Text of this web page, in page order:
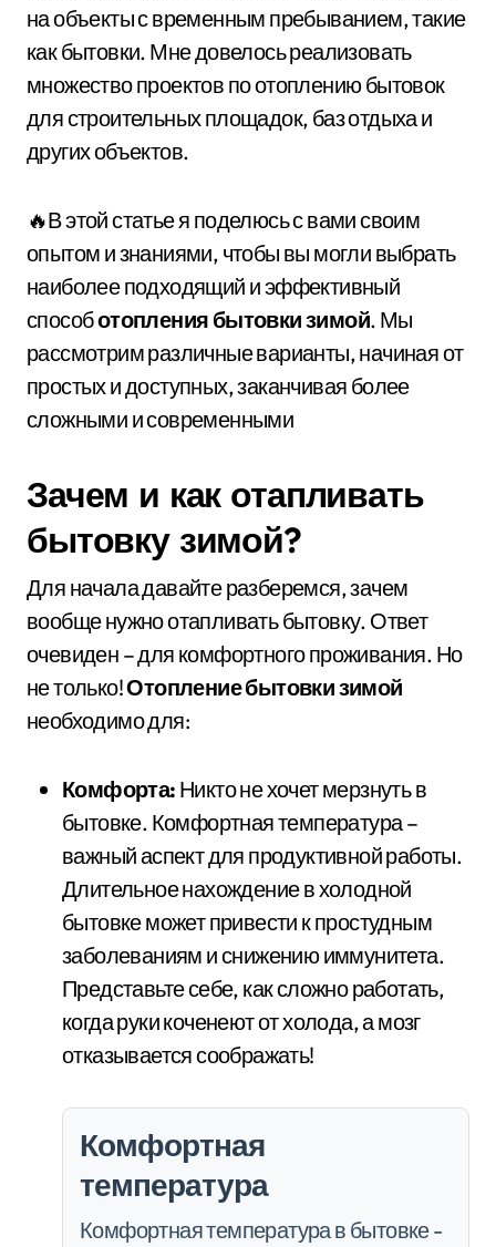
на объекты с временным пребыванием, такие
как бытовки. Мне довелось реализовать
множество проектов по отоплению бытовок
для строительных площадок, баз отдыха и
других объектов.
🔥В этой статье я поделюсь с вами своим
опытом и знаниями, чтобы вы могли выбрать
наиболее подходящий и эффективный
способотопления бытовки зимой. Мы
рассмотрим различные варианты, начиная от
простых и доступных, заканчивая более
сложными и современными
Зачем и как отапливать
бытовку зимой?
Для начала давайте разберемся, зачем
вообще нужно отапливать бытовку. Ответ
очевиден – для комфортного проживания. Но
не только!Отопление бытовки зимой
необходимо для:
Комфорта: Никто не хочет мерзнуть в
бытовке. Комфортная температура –
важный аспект для продуктивной работы.
Длительное нахождение в холодной
бытовке может привести к простудным
заболеваниям и снижению иммунитета.
Представьте себе, как сложно работать,
когда руки коченеют от холода, а мозг
отказывается соображать!
Комфортная
температура
Комфортная температура в бытовке -